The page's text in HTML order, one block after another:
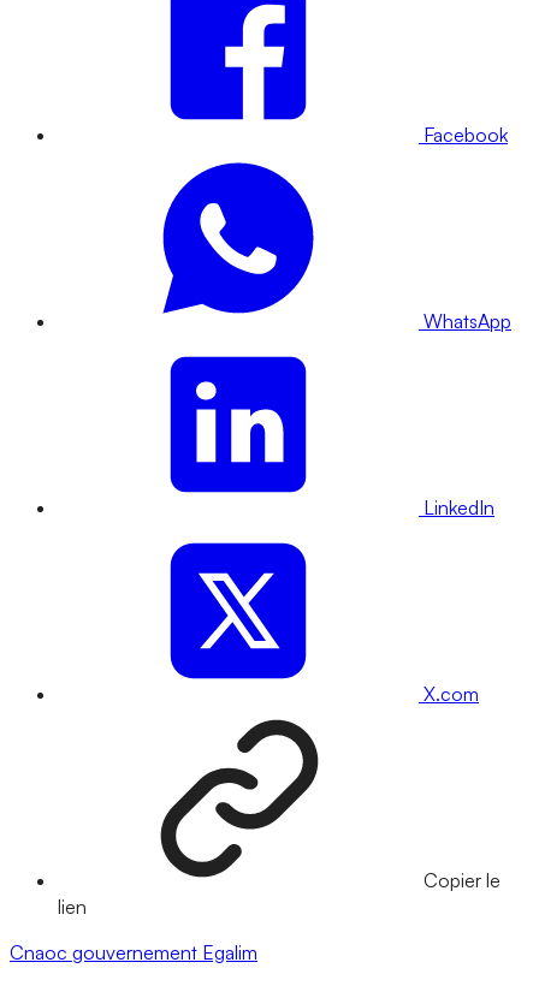
Facebook
WhatsApp
LinkedIn
X.com
Copier le
lien
Cnaoc gouvernement Egalim